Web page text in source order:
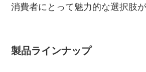
消費者にとって魅力的な選択肢が
製品ラインナップ